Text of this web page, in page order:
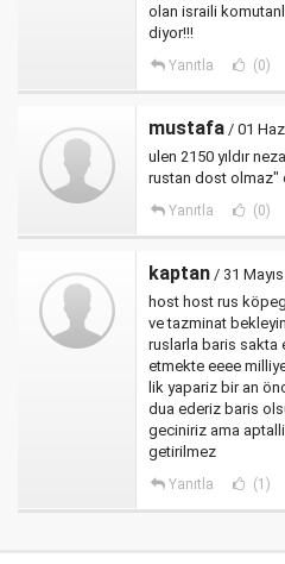
olan israili
diyor!!!
Yanıtla (0)
mustafa / 01
ulen 2150 yıldır
rustan dost olmaz"
Yanıtla (0)
kaptan / 31
host host rus
ve tazminat
ruslarla baris sakta
etmekte eeee
lik yapariz bir an
dua ederiz baris
geciniriz ama
getirilmez
Yanıtla (1)